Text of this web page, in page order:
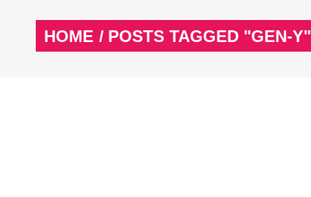
HOME / POSTS TAGGED "GEN-Y"